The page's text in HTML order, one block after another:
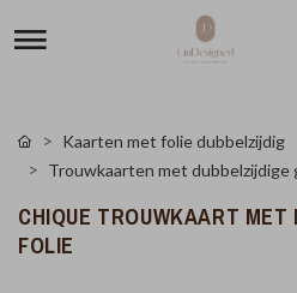
Kaarten met folie dubbelzijdig
Trouwkaarten met dubbelzijdige
CHIQUE TROUWKAART
FOLIE